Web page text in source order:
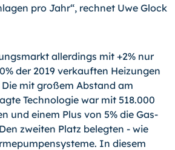
pro Jahr“, rechnet Uwe Glock
allerdings mit +2% nur
der 2019 verkauften Heizungen
mit großem Abstand am
Technologie war mit 518.000
und einem Plus von 5% die Gas-
zweiten Platz belegten - wie
In diesem